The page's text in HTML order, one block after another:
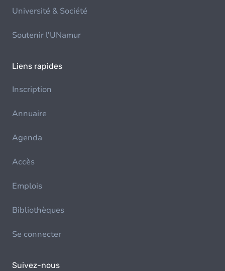
Université & Société
Soutenir l'UNamur
Liens rapides
Inscription
Annuaire
Agenda
Accès
Emplois
Bibliothèques
Se connecter
Suivez-nous